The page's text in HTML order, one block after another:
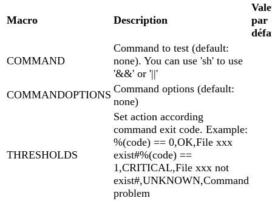
Macro Description
par
COMMAND
Command to test (default:
none). You can use 'sh' to use
'&&' or '||'
COMMANDOPTIONS Command options (default:
none)
THRESHOLDS
Set action according
command exit code. Example:
%(code) == 0,OK,File xxx
exist#%(code) ==
1,CRITICAL,File xxx not
exist#,UNKNOWN,Command
problem